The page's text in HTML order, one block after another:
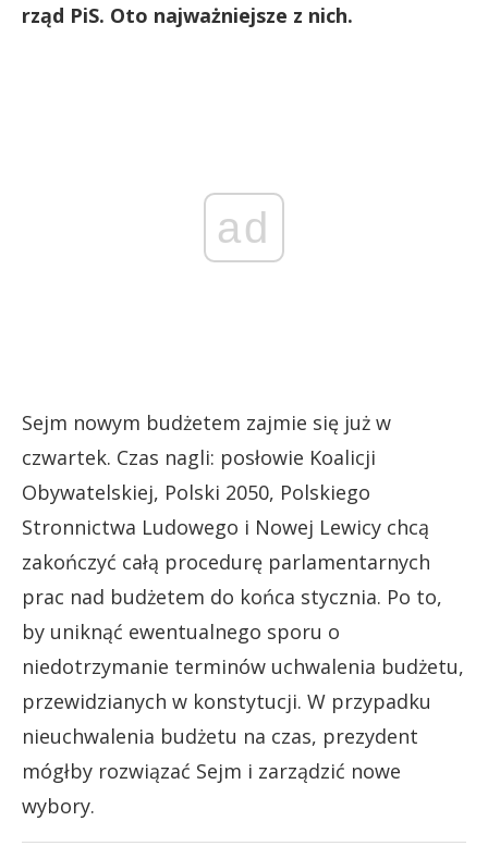
rząd PiS. Oto najważniejsze z nich.
ad
Sejm nowym budżetem zajmie się już w
czwartek. Czas nagli: posłowie Koalicji
Obywatelskiej, Polski 2050, Polskiego
Stronnictwa Ludowego i Nowej Lewicy chcą
zakończyć całą procedurę parlamentarnych
prac nad budżetem do końca stycznia. Po to,
by uniknąć ewentualnego sporu o
niedotrzymanie terminów uchwalenia budżetu,
przewidzianych w konstytucji. W przypadku
nieuchwalenia budżetu na czas, prezydent
mógłby rozwiązać Sejm i zarządzić nowe
wybory.